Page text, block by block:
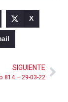
X
SIGUIENTE
814 – 29-03-22